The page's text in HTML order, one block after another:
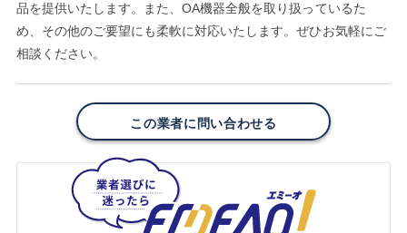
品を提供いたします。また、OA機器全般を取り扱っているた
め、その他のご要望にも柔軟に対応いたします。ぜひお気軽にご
相談ください。
この業者に問い合わせる